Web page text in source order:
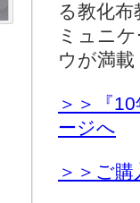
る教化
ミュニ
ウが満載
＞＞『
ージへ
＞＞ご